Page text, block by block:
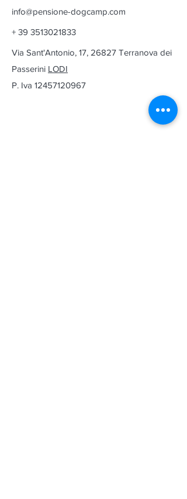
info@pensione-dogcamp.com
+ 39 3513021833
Via Sant'Antonio, 17, 26827 Terranova dei
Passerini LODI
P. Iva 12457120967